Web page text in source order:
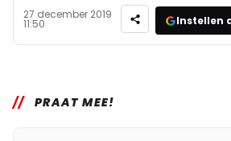
27 december 2019
11:50 Instellen
PRAAT MEE!